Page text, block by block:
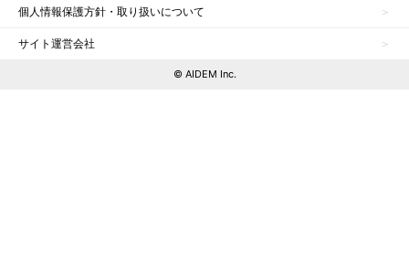
個人情報保護方針・取り扱いについて
サイト運営会社
© AIDEM Inc.